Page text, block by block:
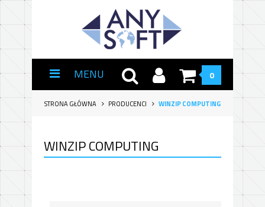
MENU 0
STRONA GŁÓWNA PRODUCENCI WINZIP COMPUTING
WINZIP COMPUTING